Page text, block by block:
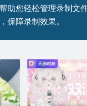
助您轻松管理录制文
保障录制效果。